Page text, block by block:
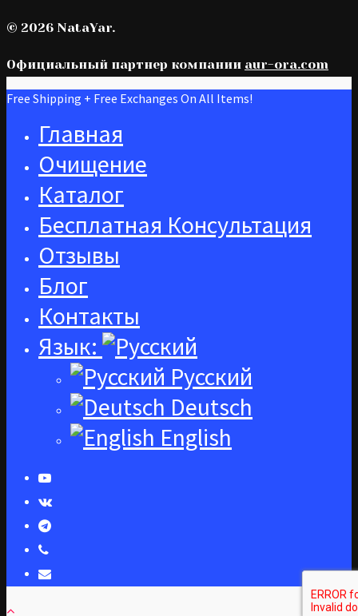
© 2026 NataYar.
Официальный партнер компании aur-ora.сom
Free Shipping + Free Exchanges On All Items!
Главная
Очищение
Каталог
Бесплатная Консультация
Отзывы
Блог
Контакты
Язык:
Русский
Deutsch
English